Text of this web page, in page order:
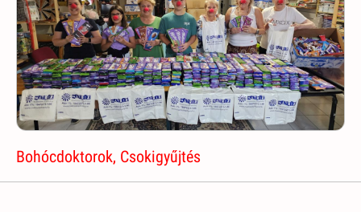
Bohócdoktorok, Csokigyűjtés